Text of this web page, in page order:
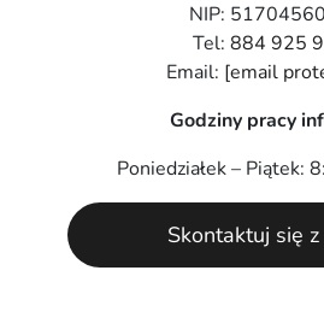
NIP:
Tel: 884 925
Email: [email
Godziny pracy
Poniedziałek – Piątek:
Skontaktuj się